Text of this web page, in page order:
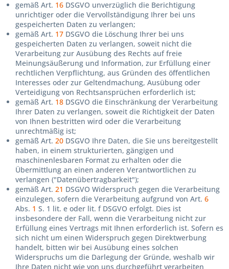
gemäß Art. 16 DSGVO unverzüglich die Berichtigung
unrichtiger oder die Vervollständigung Ihrer bei uns
gespeicherten Daten zu verlangen;
gemäß Art. 17 DSGVO die Löschung Ihrer bei uns
gespeicherten Daten zu verlangen, soweit nicht die
Verarbeitung zur Ausübung des Rechts auf freie
Meinungsäußerung und Information, zur Erfüllung einer
rechtlichen Verpflichtung, aus Gründen des öffentlichen
Interesses oder zur Geltendmachung, Ausübung oder
Verteidigung von Rechtsansprüchen erforderlich ist;
gemäß Art. 18 DSGVO die Einschränkung der Verarbeitung
Ihrer Daten zu verlangen, soweit die Richtigkeit der Daten
von Ihnen bestritten wird oder die Verarbeitung
unrechtmäßig ist;
gemäß Art. 20 DSGVO Ihre Daten, die Sie uns bereitgestellt
haben, in einem strukturierten, gängigen und
maschinenlesbaren Format zu erhalten oder die
Übermittlung an einen anderen Verantwortlichen zu
verlangen ("Datenübertragbarkeit");
gemäß Art. 21 DSGVO Widerspruch gegen die Verarbeitung
einzulegen, sofern die Verarbeitung aufgrund von Art. 6
Abs. 1 S. 1 lit. e oder lit. f DSGVO erfolgt. Dies ist
insbesondere der Fall, wenn die Verarbeitung nicht zur
Erfüllung eines Vertrags mit Ihnen erforderlich ist. Sofern es
sich nicht um einen Widerspruch gegen Direktwerbung
handelt, bitten wir bei Ausübung eines solchen
Widerspruchs um die Darlegung der Gründe, weshalb wir
Ihre Daten nicht wie von uns durchgeführt verarbeiten